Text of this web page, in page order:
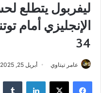
ليفربول يتطلع
الإنجليزي أمام
34
عامر تيتاوي أبريل 25, 2025
فيسبوك ‫X لينكدإن